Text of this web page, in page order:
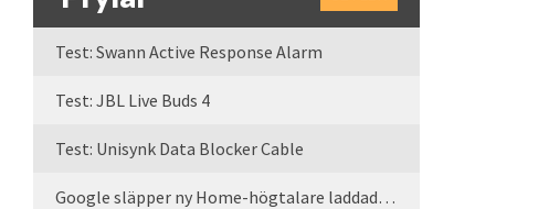
Test: Swann Active Response Alarm
Test: JBL Live Buds 4
Test: Unisynk Data Blocker Cable
Google släpper ny Home-högtalare laddad med Gemini